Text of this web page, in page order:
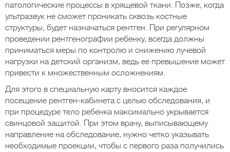
патологические процессы в хрящевой ткани. Позже, когда
ультразвук не сможет проникать сквозь костные
структуры, будет назначаться рентген. При регулярном
проведении рентгенографии ребенку, всегда должны
приниматься меры по контролю и снижению лучевой
нагрузки на детский организм, ведь ее превышение может
привести к множественным осложнениям.
Для этого в специальную карту вносится каждое
посещение рентген-кабинета с целью обследования, и
при процедуре тело ребенка максимально укрывается
свинцовой защитой. При этом врачу, выписывающему
направление на обследование, нужно четко указывать
необходимые проекции, чтобы с первого раза получились